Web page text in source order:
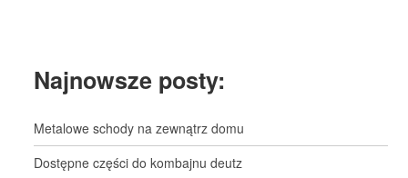
Najnowsze posty:
Metalowe schody na zewnątrz domu
Dostępne części do kombajnu deutz